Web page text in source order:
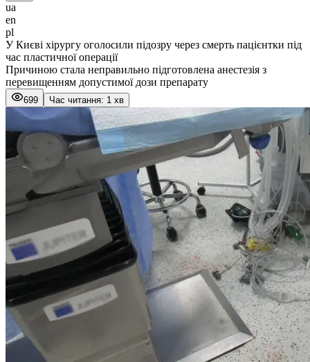
ua
en
pl
У Києві хірургу оголосили підозру через смерть пацієнтки під
час пластичної операції
Причиною стала неправильно підготовлена анестезія з
перевищенням допустимої дози препарату
699 Час читання: 1 хв